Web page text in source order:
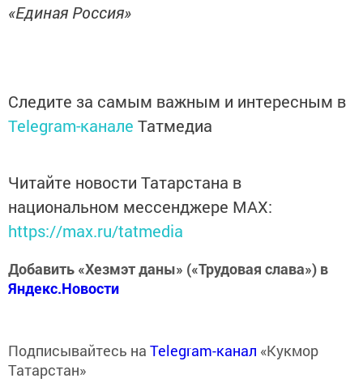
«Единая Россия»
Следите за самым важным и интересным в
Telegram-канале Татмедиа
Читайте новости Татарстана в
национальном мессенджере MАХ:
https://max.ru/tatmedia
Добавить «Хезмэт даны» («Трудовая слава») в
Яндекс.Новости
Подписывайтесь на Telegram-канал «Кукмор
Татарстан»